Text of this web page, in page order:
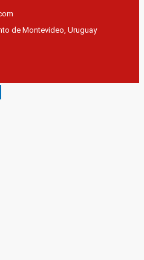
de Montevideo, Uruguay